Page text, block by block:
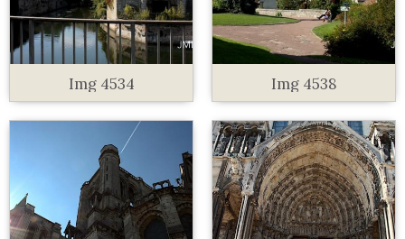
Img 4534 Img 4538